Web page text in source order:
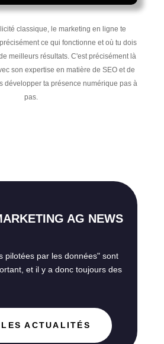
classique, le marketing en ligne te
ce qui fonctionne et où tu dois
meilleurs résultats. C'est précisément là
son expertise en matière de SEO et de
développer ta présence numérique pas à
pas.
AG NEWS
pilotées par les données" sont
et il y a donc toujours des
ACTUALITÉS